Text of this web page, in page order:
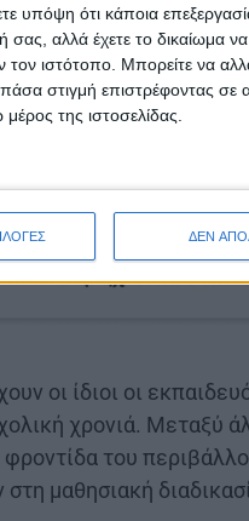
υπόψη ότι κάποια
σας, αλλά έχετε το δικαίωμα
τον ιστότοπο. Μπορείτε να
στιγμή επιστρέφοντας σε
της ιστοσελίδας.
ΔΕΝ
οι ίδιοι οι
χρονιά. Μεταξύ
του
μαθησιακή